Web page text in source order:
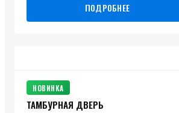
ПОДРОБНЕЕ
НОВИНКА
ТАМБУРНАЯ ДВЕРЬ